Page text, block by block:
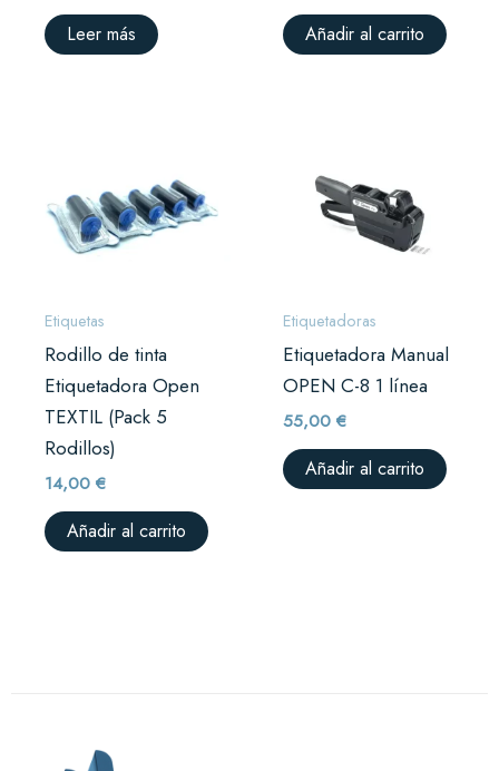
Leer más Añadir al carrito
Etiquetas
Rodillo de tinta
Etiquetadora Open
TEXTIL (Pack 5
Rodillos)
14,00€
Añadir al carrito
Etiquetadoras
Etiquetadora Manual
OPEN C-8 1 línea
55,00€
Añadir al carrito